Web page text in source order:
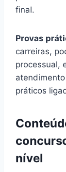
final.
Provas
carreiras,
processual,
práticos
nível